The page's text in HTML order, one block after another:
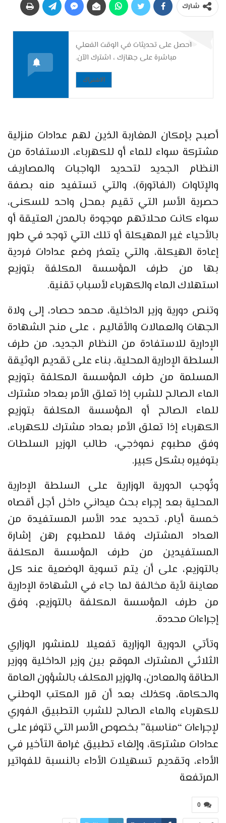
شارك
احصل على تحديثات في الوقت الفعلي
مباشرة على جهازك ، اشترك الآن.
الاشتراك
أصبح بإمكان المغاربة الذين لهم عدادات منزلية
مشتركة سواء للماء أو للكهرباء، الاستفادة من
النظام الجديد لتحديد الواجبات والمصاريف
والإتاوات (الفاتورة)، والتي تستفيد منه بصفة
حصرية الأسر التي تقيم بمحل واحد للسكنى،
سواء كانت محلاتهم موجودة بالمدن العتيقة أو
بالأحياء غير المهيكلة أو تلك التي توجد في طور
إعادة الهيكلة، والتي يتعذر وضع عدادات فردية
بها من طرف المؤسسة المكلفة بتوزيع
استهلاك الماء والكهرباء لأسباب تقنية.
وتنص دورية وزير الداخلية، محمد حصاد، إلى ولاة
الجهات والعمالات والأقاليم ، على منح الشهادة
الإدارية للاستفادة من النظام الجديد، من طرف
السلطة الإدارية المحلية، بناء على تقديم الوثيقة
المسلمة من طرف المؤسسة المكلفة بتوزيع
الماء الصالح للشرب إذا تعلق الأمر بعداد مشترك
للماء الصالح أو المؤسسة المكلفة بتوزيع
الكهرباء إذا تعلق الأمر بعداد مشترك للكهرباء،
وفق مطبوع نموذجي، طالب الوزير السلطات
بتوفيره بشكل كبير.
وتُوجب الدورية الوزارية على السلطة الإدارية
المحلية بعد إجراء بحث ميداني داخل أجل أقصاه
خمسة أيام، تحديد عدد الأسر المستفيدة من
العداد المشترك وفقا للمطبوع رهن إشارة
المستفيدين من طرف المؤسسة المكلفة
بالتوزيع، على أن يتم تسوية الوضعية عند كل
معاينة لأية مخالفة لما جاء في الشهادة الإدارية
من طرف المؤسسة المكلفة بالتوزيع، وفق
إجراءات محددة.
وتأتي الدورية الوزارية تفعيلا للمنشور الوزاري
الثلاثي المشترك الموقع بين وزير الداخلية ووزير
الطاقة والمعادن، والوزير المكلف بالشؤون العامة
والحكامة، وكذلك بعد أن قرر المكتب الوطني
للكهرباء والماء الصالح للشرب التطبيق الفوري
لإجراءات “مناسبة” بخصوص الأسر التي تتوفر على
عدادات مشتركة، وإلغاء تطبيق غرامة التأخير في
الأداء، وتقديم تسهيلات الأداء بالنسبة للفواتير
المرتفعة
0